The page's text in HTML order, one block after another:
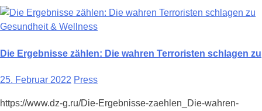
Gesundheit & Wellness
Die Ergebnisse zählen: Die wahren Terroristen schlagen zu
25. Februar 2022 Press
https://www.dz-g.ru/Die-Ergebnisse-zaehlen_Die-wahren-